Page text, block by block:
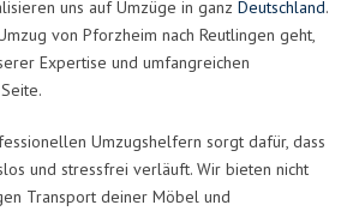
uns auf Umzüge in ganz Deutschland.
von Pforzheim nach Reutlingen geht,
Expertise und umfangreichen
Umzugshelfern sorgt dafür, dass
und stressfrei verläuft. Wir bieten nicht
Transport deiner Möbel und